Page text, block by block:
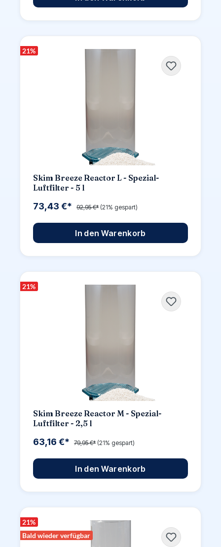
21%
Skim Breeze Reactor L - Spezial-
Luftfilter - 5 l
73,43 €* 92,95 €* (21% gespart)
In den Warenkorb
21%
Skim Breeze Reactor M - Spezial-
Luftfilter - 2,5 l
63,16 €* 79,95 €* (21% gespart)
In den Warenkorb
21%
Bald wieder verfügbar